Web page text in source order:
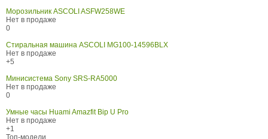
Морозильник ASCOLI ASFW258WE
Нет в продаже
0
Стиральная машина ASCOLI MG100-14596BLX
Нет в продаже
+5
Минисистема Sony SRS-RA5000
Нет в продаже
0
Умные часы Huami Amazfit Bip U Pro
Нет в продаже
+1